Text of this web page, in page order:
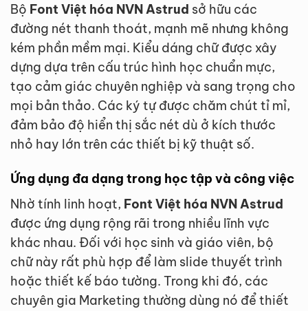
Bộ Font Việt hóa NVN Astrud sở hữu các
đường nét thanh thoát, mạnh mẽ nhưng không
kém phần mềm mại. Kiểu dáng chữ được xây
dựng dựa trên cấu trúc hình học chuẩn mực,
tạo cảm giác chuyên nghiệp và sang trọng cho
mọi bản thảo. Các ký tự được chăm chút tỉ mỉ,
đảm bảo độ hiển thị sắc nét dù ở kích thước
nhỏ hay lớn trên các thiết bị kỹ thuật số.
Ứng dụng đa dạng trong học tập và công việc
Nhờ tính linh hoạt, Font Việt hóa NVN Astrud
được ứng dụng rộng rãi trong nhiều lĩnh vực
khác nhau. Đối với học sinh và giáo viên, bộ
chữ này rất phù hợp để làm slide thuyết trình
hoặc thiết kế báo tường. Trong khi đó, các
chuyên gia Marketing thường dùng nó để thiết